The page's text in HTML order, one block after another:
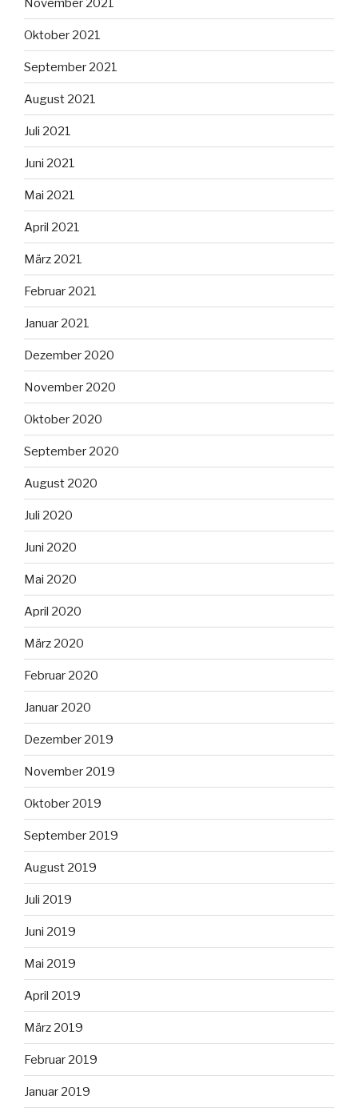
November 2021
Oktober 2021
September 2021
August 2021
Juli 2021
Juni 2021
Mai 2021
April 2021
März 2021
Februar 2021
Januar 2021
Dezember 2020
November 2020
Oktober 2020
September 2020
August 2020
Juli 2020
Juni 2020
Mai 2020
April 2020
März 2020
Februar 2020
Januar 2020
Dezember 2019
November 2019
Oktober 2019
September 2019
August 2019
Juli 2019
Juni 2019
Mai 2019
April 2019
März 2019
Februar 2019
Januar 2019